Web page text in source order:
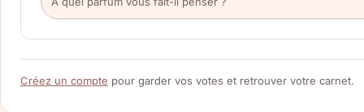
Créez un compte pour garder vos votes et retrouver votre carnet.